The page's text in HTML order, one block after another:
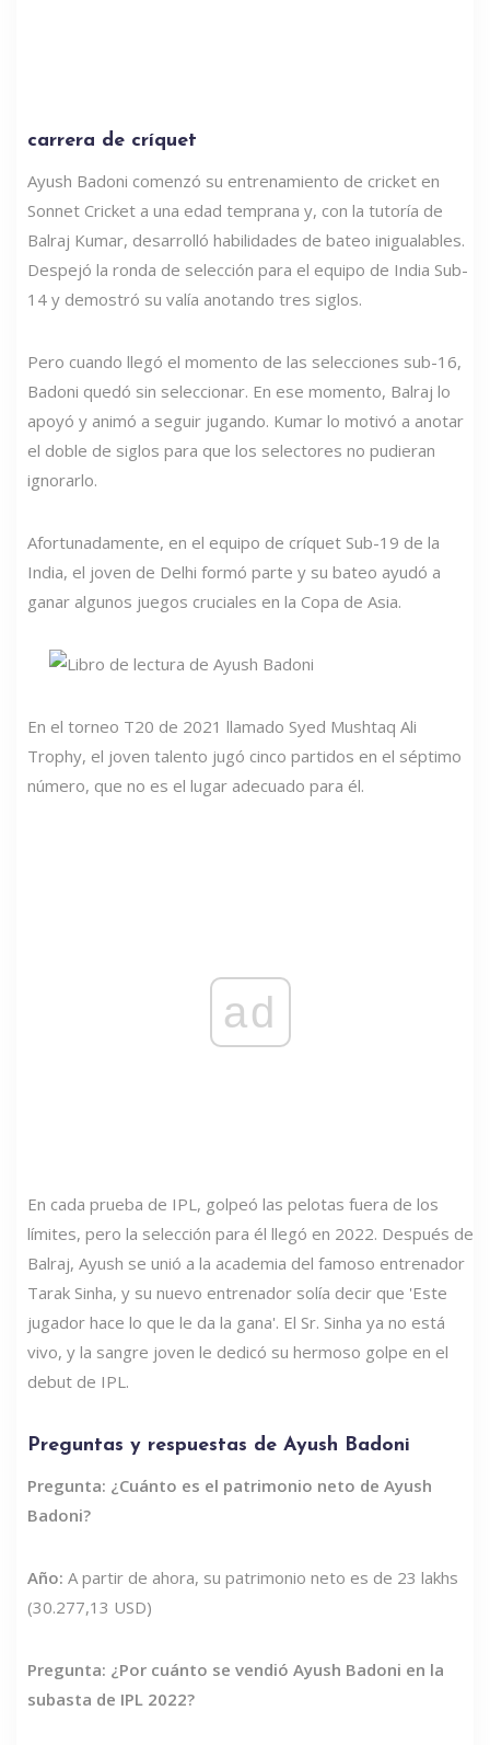
carrera de críquet
Ayush Badoni comenzó su entrenamiento de cricket en
Sonnet Cricket a una edad temprana y, con la tutoría de
Balraj Kumar, desarrolló habilidades de bateo inigualables.
Despejó la ronda de selección para el equipo de India Sub-
14 y demostró su valía anotando tres siglos.
Pero cuando llegó el momento de las selecciones sub-16,
Badoni quedó sin seleccionar. En ese momento, Balraj lo
apoyó y animó a seguir jugando. Kumar lo motivó a anotar
el doble de siglos para que los selectores no pudieran
ignorarlo.
Afortunadamente, en el equipo de críquet Sub-19 de la
India, el joven de Delhi formó parte y su bateo ayudó a
ganar algunos juegos cruciales en la Copa de Asia.
En el torneo T20 de 2021 llamado Syed Mushtaq Ali
Trophy, el joven talento jugó cinco partidos en el séptimo
número, que no es el lugar adecuado para él.
ad
En cada prueba de IPL, golpeó las pelotas fuera de los
límites, pero la selección para él llegó en 2022. Después de
Balraj, Ayush se unió a la academia del famoso entrenador
Tarak Sinha, y su nuevo entrenador solía decir que 'Este
jugador hace lo que le da la gana'. El Sr. Sinha ya no está
vivo, y la sangre joven le dedicó su hermoso golpe en el
debut de IPL.
Preguntas y respuestas de Ayush Badoni
Pregunta: ¿Cuánto es el patrimonio neto de Ayush
Badoni?
Año: A partir de ahora, su patrimonio neto es de 23 lakhs
(30.277,13 USD)
Pregunta: ¿Por cuánto se vendió Ayush Badoni en la
subasta de IPL 2022?